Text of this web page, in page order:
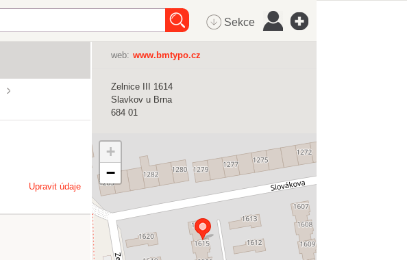
Sekce
Upravit údaje
web: www.bmtypo.cz
Zelnice III 1614
Slavkov u Brna
684 01
+
−